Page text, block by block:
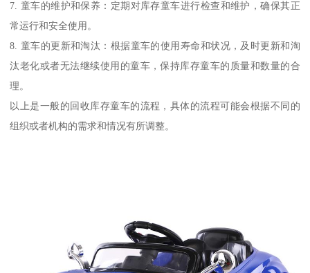
7. 童车的维护和保养：定期对库存童车进行检查和维护，确保其正
常运行和安全使用。
8. 童车的更新和淘汰：根据童车的使用寿命和状况，及时更新和淘
汰老化或者无法继续使用的童车，保持库存童车的质量和数量的合
理。
以上是一般的回收库存童车的流程，具体的流程可能会根据不同的
组织或者机构的需求和情况有所调整。